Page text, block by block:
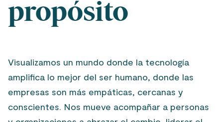
propósito
Visualizamos un mundo donde la tecnología
amplifica lo mejor del ser humano, donde las
empresas son más empáticas, cercanas y
conscientes. Nos mueve acompañar a personas